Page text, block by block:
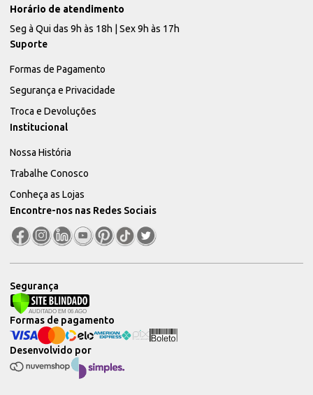
Horário de atendimento
Seg à Qui das 9h às 18h | Sex 9h às 17h
Suporte
Formas de Pagamento
Segurança e Privacidade
Troca e Devoluções
Institucional
Nossa História
Trabalhe Conosco
Conheça as Lojas
Encontre-nos nas Redes Sociais
Segurança
Desenvolvido por
Formas de pagamento